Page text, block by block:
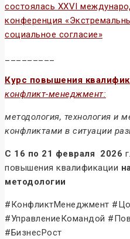
состоялась ХXVI
конференция
социальное согласие»
Курс повышения
конфликт-менеджмент:
методология, технология и
конфликтами в ситуации
С 16 по 21 февраля 2026
повышения квалификации
методологии
#КонфликтМенеджмент
#УправлениеКомандой
#БизнесРост